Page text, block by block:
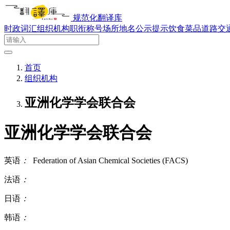
规范化翻译库
时政词汇组织机构职衔称号场所地名公示提示饮食菜品道路交
首页
组织机构
亚洲化学学会联合会
亚洲化学学会联合会
英语 ： Federation of Asian Chemical Societies (FACS)
法语 ：
日语 ：
韩语 ：